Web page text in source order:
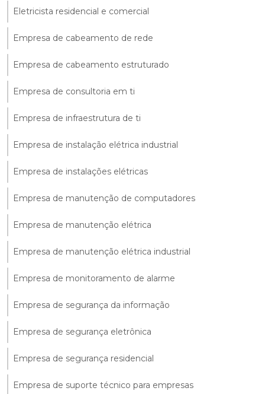
Eletricista residencial e comercial
Empresa de cabeamento de rede
Empresa de cabeamento estruturado
Empresa de consultoria em ti
Empresa de infraestrutura de ti
Empresa de instalação elétrica industrial
Empresa de instalações elétricas
Empresa de manutenção de computadores
Empresa de manutenção elétrica
Empresa de manutenção elétrica industrial
Empresa de monitoramento de alarme
Empresa de segurança da informação
Empresa de segurança eletrônica
Empresa de segurança residencial
Empresa de suporte técnico para empresas